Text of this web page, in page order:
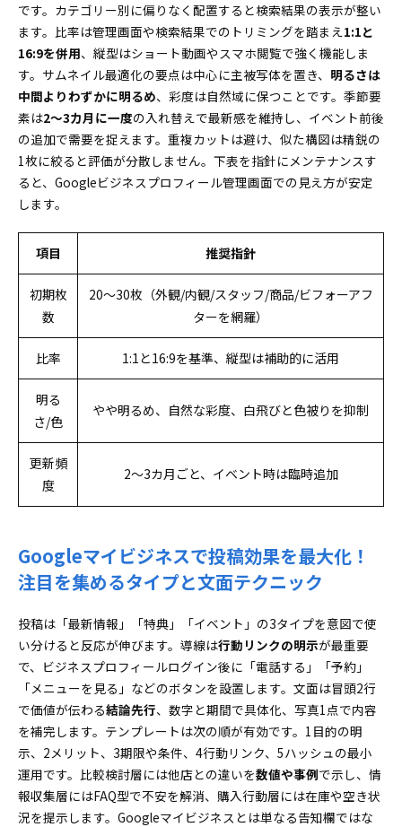
です。カテゴリー別に偏りなく配置すると検索結果の表示が整い
ます。比率は管理画面や検索結果でのトリミングを踏まえ1:1と
16:9を併用、縦型はショート動画やスマホ閲覧で強く機能しま
す。サムネイル最適化の要点は中心に主被写体を置き、 明るさは
中間よりわずかに明るめ、彩度は自然域に保つことです。季節要
素は2〜3カ月に一度の入れ替えで最新感を維持し、イベント前後
の追加で需要を捉えます。重複カットは避け、似た構図は精鋭の
1枚に絞ると評価が分散しません。下表を指針にメンテナンスす
ると、Googleビジネスプロフィール管理画面での見え方が安定
します。
項目 推奨指針
初期枚
数
20〜30枚（外観/内観/スタッフ/商品/ビフォーアフ
ターを網羅）
比率 1:1と16:9を基準、縦型は補助的に活用
明る
さ/色
やや明るめ、自然な彩度、白飛びと色被りを抑制
更新頻
度
2〜3カ月ごと、イベント時は臨時追加
Googleマイビジネスで投稿効果を最大化！
注目を集めるタイプと文面テクニック
投稿は「最新情報」「特典」「イベント」の3タイプを意図で使
い分けると反応が伸びます。導線は行動リンクの明示が最重要
で、ビジネスプロフィールログイン後に「電話する」「予約」
「メニューを見る」などのボタンを設置します。文面は冒頭2行
で価値が伝わる結論先行、数字と期間で具体化、写真1点で内容
を補完します。テンプレートは次の順が有効です。1目的の明
示、2メリット、3期限や条件、4行動リンク、5ハッシュの最小
運用です。比較検討層には他店との違いを数値や事例で示し、情
報収集層にはFAQ型で不安を解消、購入行動層には在庫や空き状
況を提示します。Googleマイビジネスとは単なる告知欄ではな